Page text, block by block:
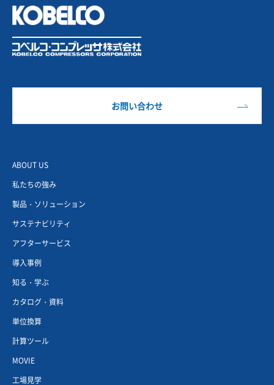
お問い合わせ
ABOUT US
私たちの強み
製品・ソリューション
サステナビリティ
アフターサービス
導入事例
知る・学ぶ
カタログ・資料
単位換算
計算ツール
MOVIE
工場見学